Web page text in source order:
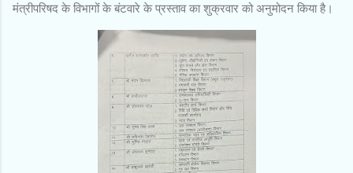
मंत्रीपरिषद के विभागों के बंटवारे के प्रस्ताव का शुक्रवार को अनुमोदन किया है।